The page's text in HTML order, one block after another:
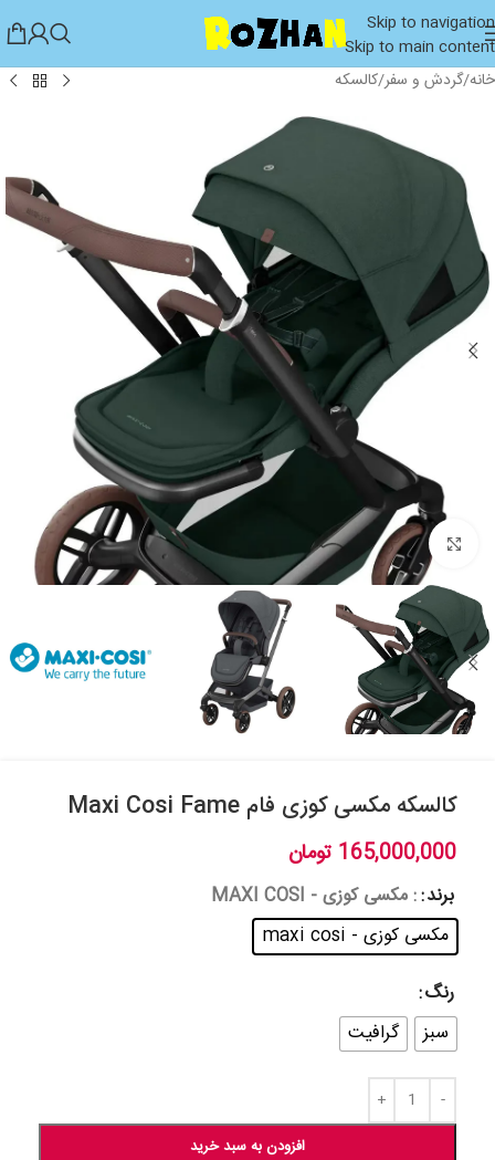
Skip to navigation
Skip to main content
خانه/گردش و سفر/کالسکه
بزرگنمایی تصویر
کالسکه مکسی کوزی فام Maxi Cosi Fame
165,000,000 تومان
برند : مکسی کوزی - MAXI COSI
مکسی کوزی - maxi cosi
رنگ
سبز
گرافیت
افزودن به سبد خرید